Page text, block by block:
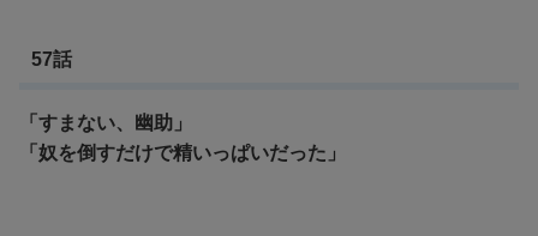
57話
「すまない、幽助」
「奴を倒すだけで精いっぱいだった」